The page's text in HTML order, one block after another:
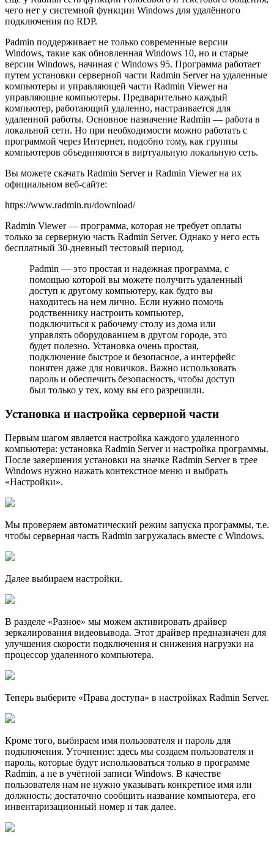
чего нет у системной функции Windows для удалённого
подключения по RDP.
Рadmin поддерживает не только современные версии
Windows, такие как обновленная Windows 10, но и старые
версии Windows, начиная с Windows 95. Программа работает
путем установки серверной части Radmin Server на удаленные
компьютеры и управляющей части Radmin Viewer на
управляющие компьютеры. Предварительно каждый
компьютер, работающий удаленно, настраивается для
удаленной работы. Основное назначение Radmin — работа в
локальной сети. Но при необходимости можно работать с
программой через Интернет, подобно тому, как группы
компьютеров объединяются в виртуальную локальную сеть.
Вы можете скачать Radmin Server и Radmin Viewer на их
официальном веб-сайте:
https://www.radmin.ru/download/
Radmin Viewer — программа, которая не требует оплаты
только за серверную часть Radmin Server. Однако у него есть
бесплатный 30-дневный тестовый период.
Рadmin — это простая и надежная программа, с
помощью которой вы можете получить удаленный
доступ к другому компьютеру, как будто вы
находитесь на нем лично. Если нужно помочь
родственнику настроить компьютер,
подключиться к рабочему столу из дома или
управлять оборудованием в другом городе, это
будет полезно. Установка очень простая,
подключение быстрое и безопасное, а интерфейс
понятен даже для новичков. Важно использовать
пароль и обеспечить безопасность, чтобы доступ
был только у тех, кому вы его разрешили.
Установка и настройка серверной части
Первым шагом является настройка каждого удаленного
компьютера: установка Radmin Server и настройка программы.
После завершения установки на значке Radmin Server в трее
Windows нужно нажать контекстное меню и выбрать
«Настройки».
Мы проверяем автоматический режим запуска программы, т.е.
чтобы серверная часть Radmin загружалась вместе с Windows.
Далее выбираем настройки.
В разделе «Разное» мы можем активировать драйвер
зеркалирования видеовывода. Этот драйвер предназначен для
улучшения скорости подключения и снижения нагрузки на
процессор удаленного компьютера.
Теперь выберите «Права доступа» в настройках Radmin Server.
Кроме того, выбираем имя пользователя и пароль для
подключения. Уточнение: здесь мы создаем пользователя и
пароль, которые будут использоваться только в программе
Radmin, а не в учётной записи Windows. В качестве
пользователя нам не нужно указывать конкретное имя или
должность; достаточно сообщить название компьютера, его
инвентаризационный номер и так далее.